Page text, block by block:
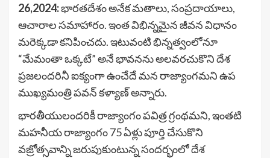
26,2024:భారతదేశం అనేక మతాలు, సంప్రదాయాలు,
ఆచారాల సమాహారం. ఇంత విభిన్నమైన జీవన విధానం
మరెక్కడా కనిపించదు. ఇటువంటి భిన్నత్వంలోనూ
“మేమంతా ఒక్కటే” అనే భావనను అలవరచుకొని దేశ
ప్రజలందరినీ ఐక్యంగా ఉంచేదే మన రాజ్యాంగమని ఉప
ముఖ్యమంత్రి పవన్ కళ్యాణ్ అన్నారు.
భారతీయులందరికీ రాజ్యాంగం పవిత్ర గ్రంథమని, ఇంతటి
మహనీయ రాజ్యాంగం 75 ఏళ్లు పూర్తి చేసుకొని
వజ్రోత్సవాన్ని జరుపుకుంటున్న సందర్భంలో దేశ